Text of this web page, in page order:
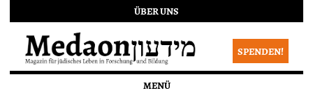
ÜBER UNS
SPENDEN!
MENÜ